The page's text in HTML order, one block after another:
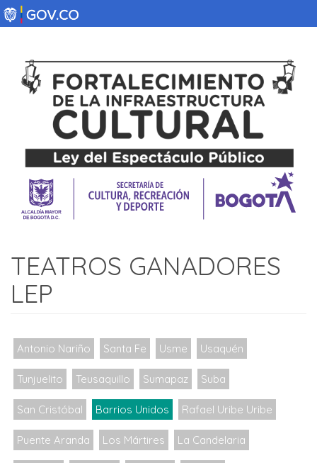
Pasar
al
principal
TEATROS GANADORES
LEP
Antonio Nariño Santa Fe Usme Usaquén
Tunjuelito Teusaquillo Sumapaz Suba
San Cristóbal Barrios Unidos Rafael Uribe Uribe
Puente Aranda Los Mártires La Candelaria